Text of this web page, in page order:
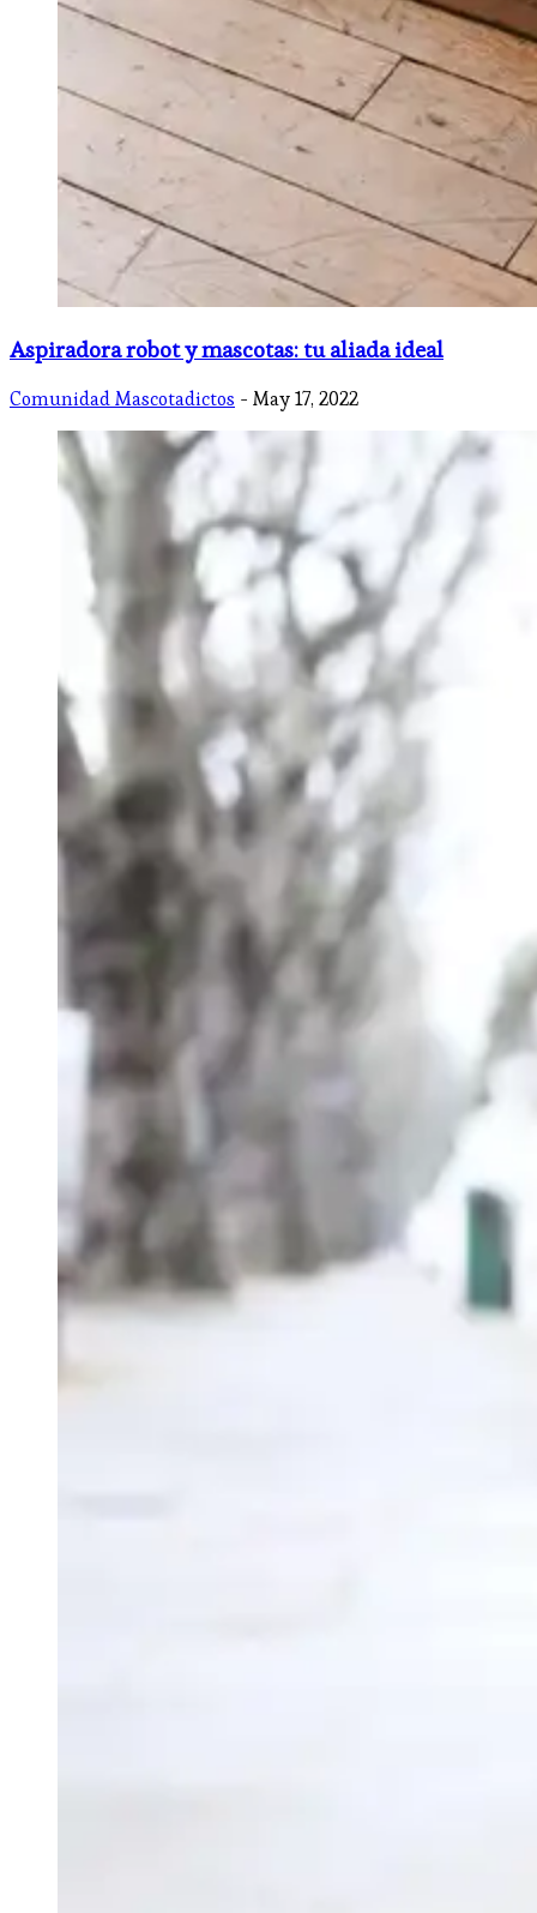
Aspiradora robot y mascotas: tu aliada ideal
Comunidad Mascotadictos - May 17, 2022